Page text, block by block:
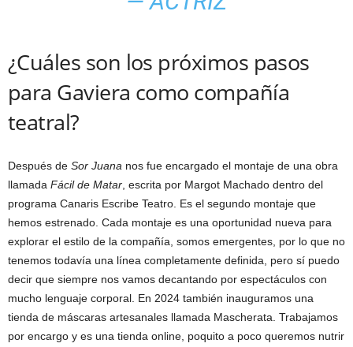
¿Cuáles son los próximos pasos
para Gaviera como compañía
teatral?
Después de Sor Juana nos fue encargado el montaje de una obra
llamada Fácil de Matar , escrita por Margot Machado dentro del
programa Canaris Escribe Teatro. Es el segundo montaje que
hemos estrenado. Cada montaje es una oportunidad nueva para
explorar el estilo de la compañía, somos emergentes, por lo que no
tenemos todavía una línea completamente definida, pero sí puedo
decir que siempre nos vamos decantando por espectáculos con
mucho lenguaje corporal. En 2024 también inauguramos una
tienda de máscaras artesanales llamada Mascherata. Trabajamos
por encargo y es una tienda online, poquito a poco queremos nutrir